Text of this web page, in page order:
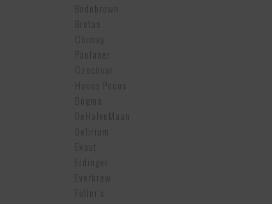
Bodebrown
Brotas
Chimay
Paulaner
Czechvar
Hocus Pocus
Dogma
DeHalveMaan
Delirium
Ekaut
Erdinger
Everbrew
Fuller’s